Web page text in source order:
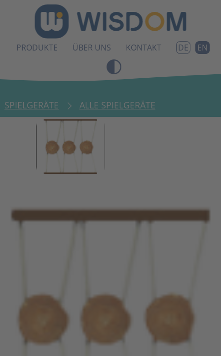
PRODUKTE ÜBER UNS KONTAKT DE EN
SPIELGERÄTE ALLE SPIELGERÄTE